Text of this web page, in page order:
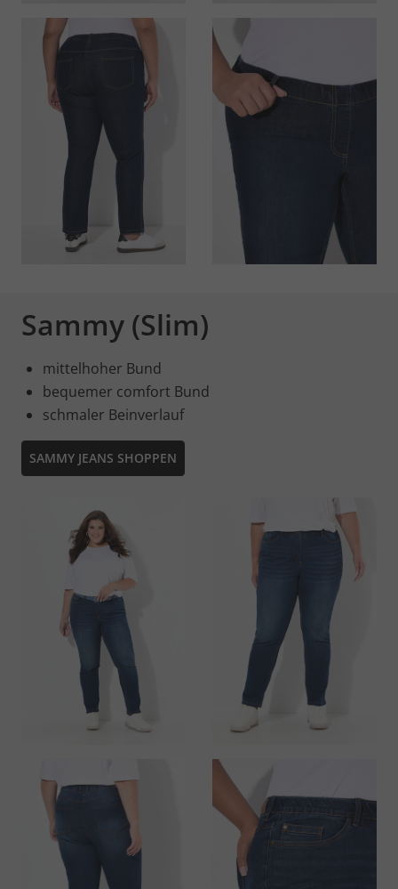
Sammy (Slim)
mittelhoher Bund
bequemer comfort Bund
schmaler Beinverlauf
SAMMY JEANS SHOPPEN